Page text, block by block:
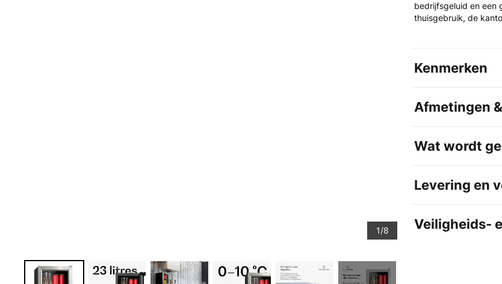
1/8
bedrijfsgeluid en een
thuisgebruik, de
Kenmerken
Afmetingen
Wat wordt
Levering en
Veiligheids-